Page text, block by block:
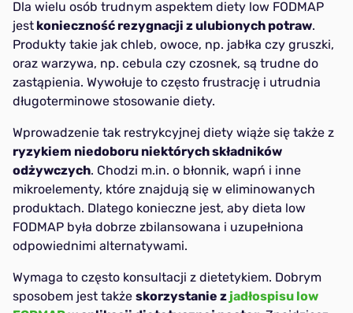
Dla wielu osób trudnym aspektem diety low FODMAP
jest konieczność rezygnacji z ulubionych potraw.
Produkty takie jak chleb, owoce, np. jabłka czy gruszki,
oraz warzywa, np. cebula czy czosnek, są trudne do
zastąpienia. Wywołuje to często frustrację i utrudnia
długoterminowe stosowanie diety.
Wprowadzenie tak restrykcyjnej diety wiąże się także z
ryzykiem niedoboru niektórych składników
odżywczych. Chodzi m.in. o błonnik, wapń i inne
mikroelementy, które znajdują się w eliminowanych
produktach. Dlatego konieczne jest, aby dieta low
FODMAP była dobrze zbilansowana i uzupełniona
odpowiednimi alternatywami.
Wymaga to często konsultacji z dietetykiem. Dobrym
sposobem jest także skorzystanie z jadłospisu low